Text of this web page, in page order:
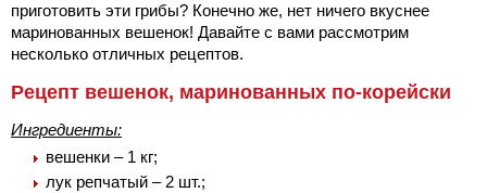
приготовить эти грибы? Конечно же, нет ничего вкуснее
маринованных вешенок! Давайте с вами рассмотрим
несколько отличных рецептов.
Рецепт вешенок, маринованных по-корейски
Ингредиенты:
вешенки – 1 кг;
лук репчатый – 2 шт.;